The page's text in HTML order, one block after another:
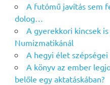
A futómű javítás sem
dolog…
A gyerekkori kincsek
Numizmatikánál
A hegyi élet szépségei
A könyv az ember
belőle egy aktatáskában?